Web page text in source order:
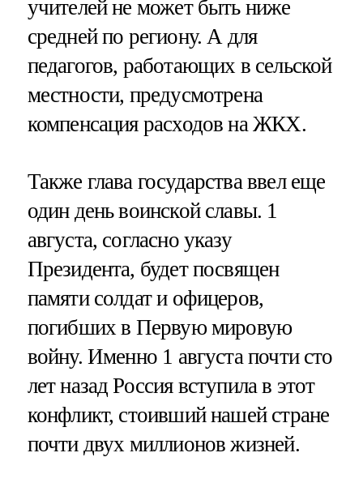
учителей не может быть ниже
средней по региону. А для
педагогов, работающих в сельской
местности, предусмотрена
компенсация расходов на ЖКХ.
Также глава государства ввел еще
один день воинской славы. 1
августа, согласно указу
Президента, будет посвящен
памяти солдат и офицеров,
погибших в Первую мировую
войну. Именно 1 августа почти сто
лет назад Россия вступила в этот
конфликт, стоивший нашей стране
почти двух миллионов жизней.